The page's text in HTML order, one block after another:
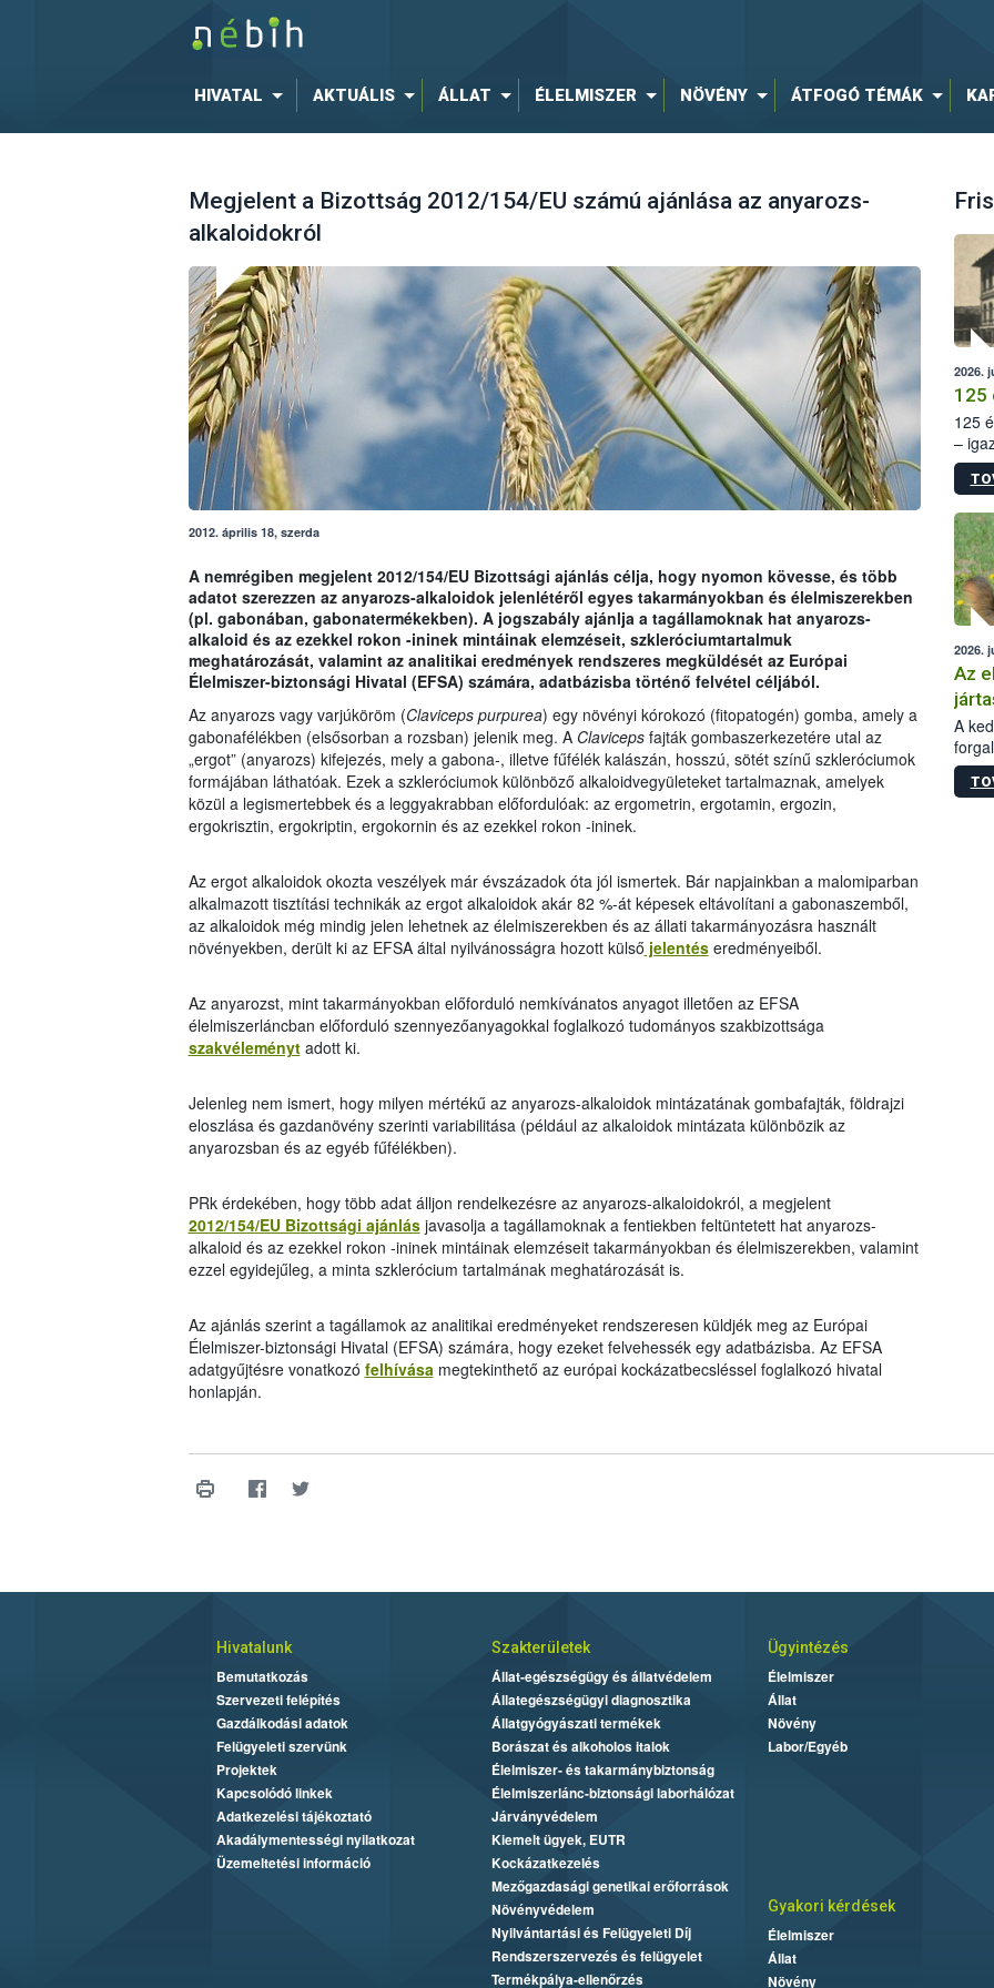
HIVATAL AKTUÁLIS ÁLLAT ÉLELMISZER NÖVÉNY ÁTFOGÓ TÉMÁK
Megjelent a Bizottság 2012/154/EU számú ajánlása az anyarozs-
alkaloidokról
2012. április 18, szerda
A nemrégiben megjelent 2012/154/EU Bizottsági ajánlás célja, hogy nyomon kövesse, és több
adatot szerezzen az anyarozs-alkaloidok jelenlétéről egyes takarmányokban és élelmiszerekben
(pl. gabonában, gabonatermékekben). A jogszabály ajánlja a tagállamoknak hat anyarozs-
alkaloid és az ezekkel rokon -ininek mintáinak elemzéseit, szkleróciumtartalmuk
meghatározását, valamint az analitikai eredmények rendszeres megküldését az Európai
Élelmiszer-biztonsági Hivatal (EFSA) számára, adatbázisba történő felvétel céljából.
Az anyarozs vagy varjúköröm (Claviceps purpurea) egy növényi kórokozó (fitopatogén) gomba, amely a
gabonafélékben (elsősorban a rozsban) jelenik meg. A Clavicepsfajták gombaszerkezetére utal az
„ergot” (anyarozs) kifejezés, mely a gabona-, illetve fűfélék kalászán, hosszú, sötét színű szkleróciumok
formájában láthatóak. Ezek a szkleróciumok különböző alkaloidvegyületeket tartalmaznak, amelyek
közül a legismertebbek és a leggyakrabban előfordulóak: az ergometrin, ergotamin, ergozin,
ergokrisztin, ergokriptin, ergokornin és az ezekkel rokon -ininek.
Az ergot alkaloidok okozta veszélyek már évszázadok óta jól ismertek. Bár napjainkban a malomiparban
alkalmazott tisztítási technikák az ergot alkaloidok akár 82 %-át képesek eltávolítani a gabonaszemből,
az alkaloidok még mindig jelen lehetnek az élelmiszerekben és az állati takarmányozásra használt
növényekben, derült ki az EFSA által nyilvánosságra hozott külső jelentéseredményeiből.
Az anyarozst, mint takarmányokban előforduló nemkívánatos anyagot illetően az EFSA
élelmiszerláncban előforduló szennyezőanyagokkal foglalkozó tudományos szakbizottsága
szakvéleménytadott ki.
Jelenleg nem ismert, hogy milyen mértékű az anyarozs-alkaloidok mintázatának gombafajták, földrajzi
eloszlása és gazdanövény szerinti variabilitása (például az alkaloidok mintázata különbözik az
anyarozsban és az egyéb fűfélékben).
PRk érdekében, hogy több adat álljon rendelkezésre az anyarozs-alkaloidokról, a megjelent
2012/154/EU Bizottsági ajánlásjavasolja a tagállamoknak a fentiekben feltüntetett hat anyarozs-
alkaloid és az ezekkel rokon -ininek mintáinak elemzéseit takarmányokban és élelmiszerekben, valamint
ezzel egyidejűleg, a minta szklerócium tartalmának meghatározását is.
Az ajánlás szerint a tagállamok az analitikai eredményeket rendszeresen küldjék meg az Európai
Élelmiszer-biztonsági Hivatal (EFSA) számára, hogy ezeket felvehessék egy adatbázisba. Az EFSA
adatgyűjtésre vonatkozó felhívásamegtekinthető az európai kockázatbecsléssel foglalkozó hivatal
honlapján.
2026.
125
125
–
15.
2026.
Az
A
Hivatalunk
Bemutatkozás
Szervezeti felépítés
Gazdálkodási adatok
Felügyeleti szervünk
Projektek
Kapcsolódó linkek
Adatkezelési tájékoztató
Akadálymentességi nyilatkozat
Üzemeltetési információ
Szakterületek
Állat-egészségügy és állatvédelem
Állategészségügyi diagnosztika
Állatgyógyászati termékek
Borászat és alkoholos italok
Élelmiszer- és takarmánybiztonság
Élelmiszerlánc-biztonsági laborhálózat
Járványvédelem
Kiemelt ügyek, EUTR
Kockázatkezelés
Mezőgazdasági genetikai erőforrások
Növényvédelem
Nyilvántartási és Felügyeleti Díj
Rendszerszervezés és felügyelet
Termékpálya-ellenőrzés
Ügyintézés
Élelmiszer
Állat
Növény
Labor/Egyéb
Gyakori kérdések
Élelmiszer
Állat
Növény